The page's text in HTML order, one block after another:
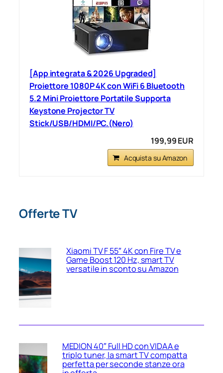
[App integrata & 2026 Upgraded]
Proiettore 1080P 4K con WiFi 6 Bluetooth
5.2 Mini Proiettore Portatile Supporta
Keystone Projector TV
Stick/USB/HDMI/PC.(Nero)
199,99 EUR
Acquista su Amazon
Offerte TV
Xiaomi TV F 55″ 4K con Fire TV e
Game Boost 120 Hz, smart TV
versatile in sconto su Amazon
MEDION 40″ Full HD con VIDAA e
triplo tuner, la smart TV compatta
perfetta per seconde stanze ora